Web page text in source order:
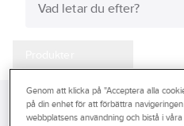
Outlet
Gelia Produkter Trädgård & Fritid
Genom att klicka på "Acceptera alla
på din enhet för att förbättra
webbplatsens användning och bistå i